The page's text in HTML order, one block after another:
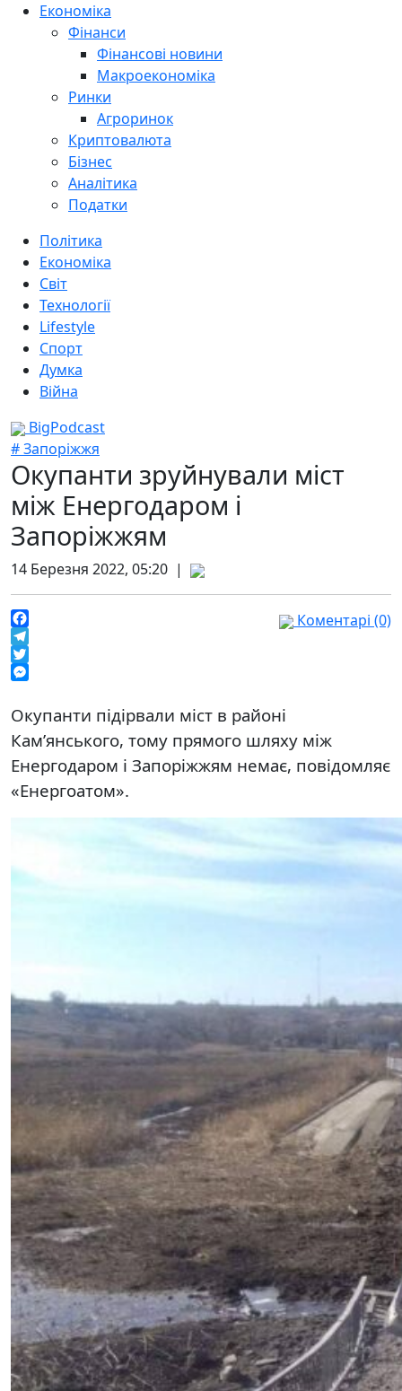
Економіка
Фінанси
Фінансові новини
Макроекономіка
Ринки
Агроринок
Криптовалюта
Бізнес
Аналітика
Податки
Політика
Економіка
Світ
Технології
Lifestyle
Спорт
Думка
Війна
BigPodcast
# Запоріжжя
Окупанти зруйнували міст
між Енергодаром і
Запоріжжям
14 Березня 2022, 05:20 |
Facebook
Telegram
Twitter
Коментарі (0)
Окупанти підірвали міст в районі
Кам’янського, тому прямого шляху між
Енергодаром і Запоріжжям немає, повідомляє
«Енергоатом».